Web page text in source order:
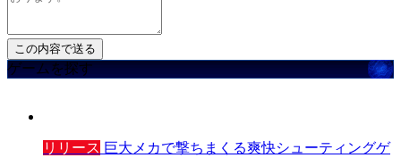
ゲームを探す
リリース 巨大メカで撃ちまくる爽快シューティングゲ